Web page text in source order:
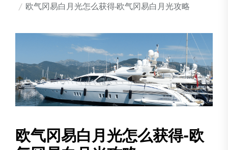
欧气冈易白月光怎么获得-欧气冈易白月光攻略
欧气冈易白月光怎么获得-欧